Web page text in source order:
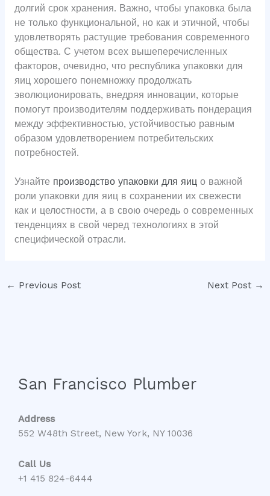
долгий срок хранения. Важно, чтобы упаковка была
не только функциональной, но как и этичной, чтобы
удовлетворять растущие требования современного
общества. С учетом всех вышеперечисленных
факторов, очевидно, что республика упаковки для
яиц хорошего понемножку продолжать
эволюционировать, внедряя инновации, которые
помогут производителям поддерживать пондерация
между эффективностью, устойчивостью равным
образом удовлетворением потребительских
потребностей.
Узнайте производство упаковки для яицо важной
роли упаковки для яиц в сохранении их свежести
как и целостности, а в свою очередь о современных
тенденциях в свой черед технологиях в этой
специфической отрасли.
← Previous Post Next Post →
San Francisco Plumber
Address
552 W48th Street, New York, NY 10036
Call Us
+1 415 824-6444